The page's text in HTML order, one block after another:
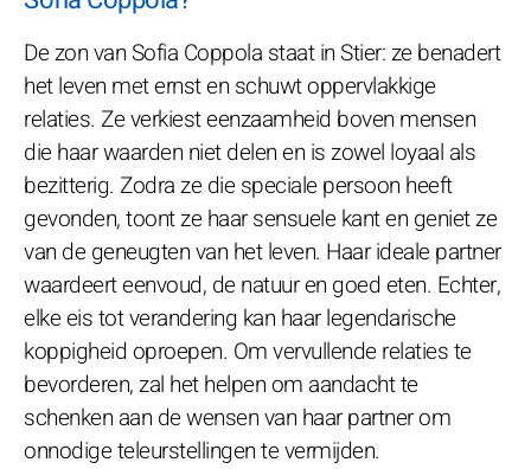
De zon van Sofia Coppola staat in Stier: ze benadert
het leven met ernst en schuwt oppervlakkige
relaties. Ze verkiest eenzaamheid boven mensen
die haar waarden niet delen en is zowel loyaal als
bezitterig. Zodra ze die speciale persoon heeft
gevonden, toont ze haar sensuele kant en geniet ze
van de geneugten van het leven. Haar ideale partner
waardeert eenvoud, de natuur en goed eten. Echter,
elke eis tot verandering kan haar legendarische
koppigheid oproepen. Om vervullende relaties te
bevorderen, zal het helpen om aandacht te
schenken aan de wensen van haar partner om
onnodige teleurstellingen te vermijden.